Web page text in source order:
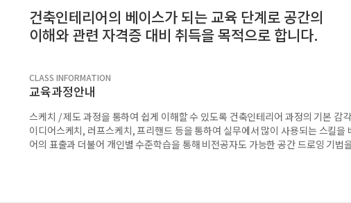
건축인테리어의 베이스가 되는 교육 단계로 공간의
이해와 관련 자격증 대비 취득을 목적으로 합니다.
CLASS INFORMATION
교육과정안내
스케치 / 제도 과정을 통하여 쉽게 이해할 수 있도록 건축인테리어 과정의 기본 감
이디어스케치, 러프스케치, 프리핸드 등을 통하여 실무에서 많이 사용되는 스킬을
어의 표출과 더불어 개인별 수준학습을 통해 비전공자도 가능한 공간 드로잉 기법